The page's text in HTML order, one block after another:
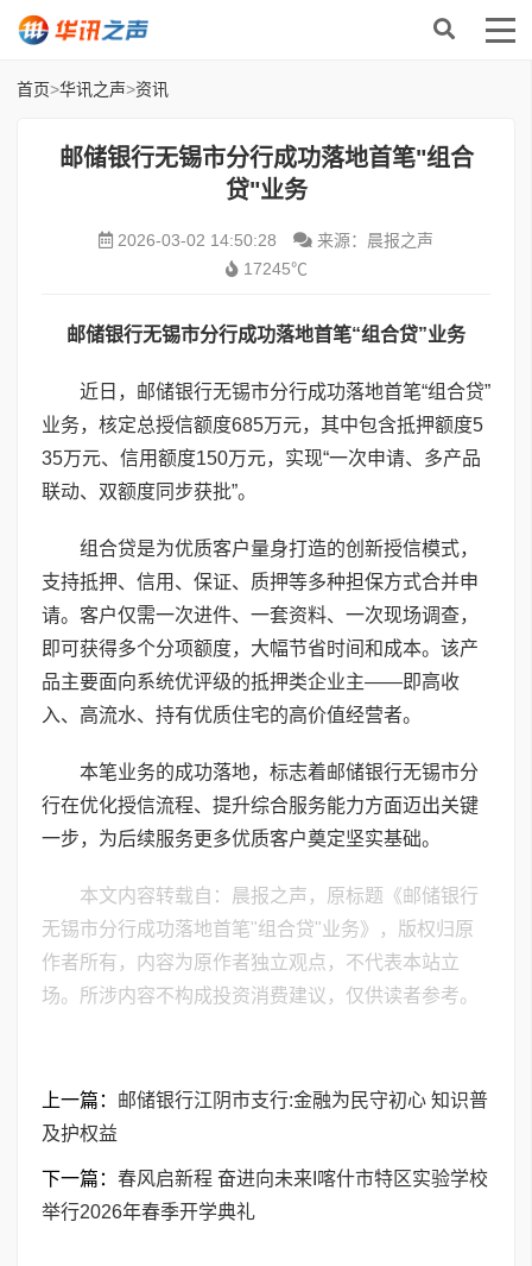
首页>华讯之声>资讯
邮储银行无锡市分行成功落地首笔"组合
贷"业务
2026-03-02 14:50:28
来源：晨报之声
17245℃
邮储银行无锡市分行成功落地首笔“组合贷”业务
近日，邮储银行无锡市分行成功落地首笔“组合贷”
业务，核定总授信额度685万元，其中包含抵押额度5
35万元、信用额度150万元，实现“一次申请、多产品
联动、双额度同步获批”。
组合贷是为优质客户量身打造的创新授信模式，
支持抵押、信用、保证、质押等多种担保方式合并申
请。客户仅需一次进件、一套资料、一次现场调查，
即可获得多个分项额度，大幅节省时间和成本。该产
品主要面向系统优评级的抵押类企业主——即高收
入、高流水、持有优质住宅的高价值经营者。
本笔业务的成功落地，标志着邮储银行无锡市分
行在优化授信流程、提升综合服务能力方面迈出关键
一步，为后续服务更多优质客户奠定坚实基础。
本文内容转载自：晨报之声，原标题《邮储银行
无锡市分行成功落地首笔"组合贷"业务》，版权归原
作者所有，内容为原作者独立观点，不代表本站立
场。所涉内容不构成投资消费建议，仅供读者参考。
上一篇： 邮储银行江阴市支行:金融为民守初心 知识普
及护权益
下一篇： 春风启新程 奋进向未来I喀什市特区实验学校
举行2026年春季开学典礼